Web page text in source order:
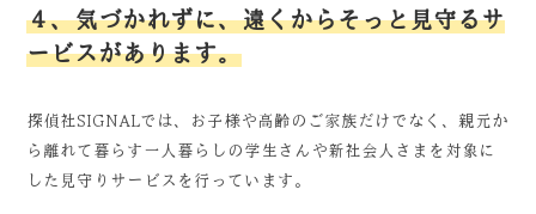
４、気づかれずに、遠くからそっと見守るサ
ービスがあります。
探偵社SIGNALでは、お子様や高齢のご家族だけでなく、親元か
ら離れて暮らす一人暮らしの学生さんや新社会人さまを対象に
した見守りサービスを行っています。